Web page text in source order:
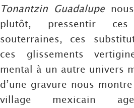
Tonantzin Guadalupe
plutôt, pressentir ces
souterraines, ces
ces glissements
mental à un autre univers
d’une gravure nous
village mexicain